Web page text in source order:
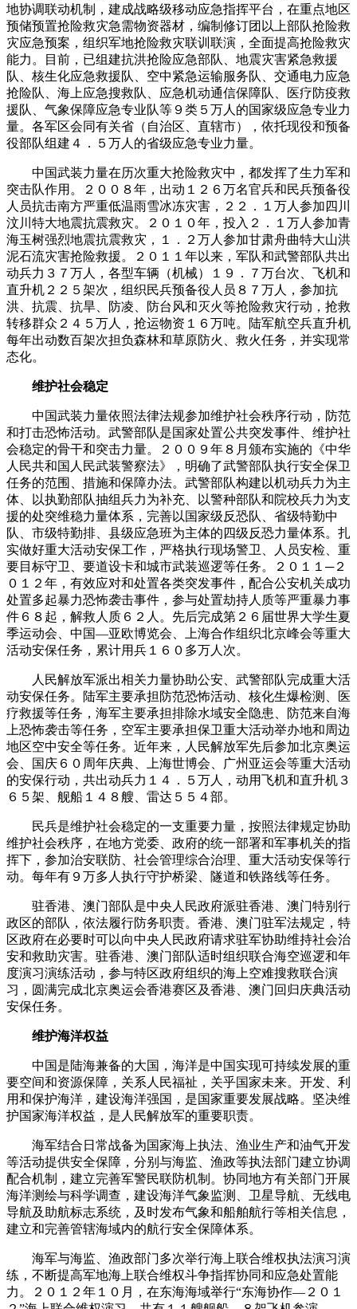
地协调联动机制，建成战略级移动应急指挥平台，在重点地区
预储预置抢险救灾急需物资器材，编制修订团以上部队抢险救
灾应急预案，组织军地抢险救灾联训联演，全面提高抢险救灾
能力。目前，已组建抗洪抢险应急部队、地震灾害紧急救援
队、核生化应急救援队、空中紧急运输服务队、交通电力应急
抢险队、海上应急搜救队、应急机动通信保障队、医疗防疫救
援队、气象保障应急专业队等９类５万人的国家级应急专业力
量。各军区会同有关省（自治区、直辖市），依托现役和预备
役部队组建４．５万人的省级应急专业力量。
中国武装力量在历次重大抢险救灾中，都发挥了生力军和
突击队作用。２００８年，出动１２６万名官兵和民兵预备役
人员抗击南方严重低温雨雪冰冻灾害，２２．１万人参加四川
汶川特大地震抗震救灾。２０１０年，投入２．１万人参加青
海玉树强烈地震抗震救灾，１．２万人参加甘肃舟曲特大山洪
泥石流灾害抢险救援。２０１１年以来，军队和武警部队共出
动兵力３７万人，各型车辆（机械）１９．７万台次、飞机和
直升机２２５架次，组织民兵预备役人员８７万人，参加抗
洪、抗震、抗旱、防凌、防台风和灭火等抢险救灾行动，抢救
转移群众２４５万人，抢运物资１６万吨。陆军航空兵直升机
每年出动数百架次担负森林和草原防火、救火任务，并实现常
态化。
维护社会稳定
中国武装力量依照法律法规参加维护社会秩序行动，防范
和打击恐怖活动。武警部队是国家处置公共突发事件、维护社
会稳定的骨干和突击力量。２００９年８月颁布实施的《中华
人民共和国人民武装警察法》，明确了武警部队执行安全保卫
任务的范围、措施和保障办法。武警部队构建以机动兵力为主
体、以执勤部队抽组兵力为补充、以警种部队和院校兵力为支
援的处突维稳力量体系，完善以国家级反恐队、省级特勤中
队、市级特勤排、县级应急班为主体的四级反恐力量体系。扎
实做好重大活动安保工作，严格执行现场警卫、人员安检、重
要目标守卫、要道设卡和城市武装巡逻等任务。２０１１─２
０１２年，有效应对和处置各类突发事件，配合公安机关成功
处置多起暴力恐怖袭击事件，参与处置劫持人质等严重暴力事
件６８起，解救人质６２人。先后完成第２６届世界大学生夏
季运动会、中国—亚欧博览会、上海合作组织北京峰会等重大
活动安保任务，累计用兵１６０多万人次。
人民解放军派出相关力量协助公安、武警部队完成重大活
动安保任务。陆军主要承担防范恐怖活动、核化生爆检测、医
疗救援等任务，海军主要承担排除水域安全隐患、防范来自海
上恐怖袭击等任务，空军主要承担保卫重大活动举办地和周边
地区空中安全等任务。近年来，人民解放军先后参加北京奥运
会、国庆６０周年庆典、上海世博会、广州亚运会等重大活动
的安保行动，共出动兵力１４．５万人，动用飞机和直升机３
６５架、舰船１４８艘、雷达５５４部。
民兵是维护社会稳定的一支重要力量，按照法律规定协助
维护社会秩序，在地方党委、政府的统一部署和军事机关的指
挥下，参加治安联防、社会管理综合治理、重大活动安保等行
动。每年有９万多人执行守护桥梁、隧道和铁路线等任务。
驻香港、澳门部队是中央人民政府派驻香港、澳门特别行
政区的部队，依法履行防务职责。香港、澳门驻军法规定，特
区政府在必要时可以向中央人民政府请求驻军协助维持社会治
安和救助灾害。驻香港、澳门部队适时组织联合海空巡逻和年
度演习演练活动，参与特区政府组织的海上空难搜救联合演
习，圆满完成北京奥运会香港赛区及香港、澳门回归庆典活动
安保任务。
维护海洋权益
中国是陆海兼备的大国，海洋是中国实现可持续发展的重
要空间和资源保障，关系人民福祉，关乎国家未来。开发、利
用和保护海洋，建设海洋强国，是国家重要发展战略。坚决维
护国家海洋权益，是人民解放军的重要职责。
海军结合日常战备为国家海上执法、渔业生产和油气开发
等活动提供安全保障，分别与海监、渔政等执法部门建立协调
配合机制，建立完善军警民联防机制。协同地方有关部门开展
海洋测绘与科学调查，建设海洋气象监测、卫星导航、无线电
导航及助航标志系统，及时发布气象和船舶航行等相关信息，
建立和完善管辖海域内的航行安全保障体系。
海军与海监、渔政部门多次举行海上联合维权执法演习演
练，不断提高军地海上联合维权斗争指挥协同和应急处置能
力。２０１２年１０月，在东海海域举行“东海协作—２０１